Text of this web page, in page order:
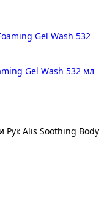
Gel Wash 532 мл
Alis Soothing Body